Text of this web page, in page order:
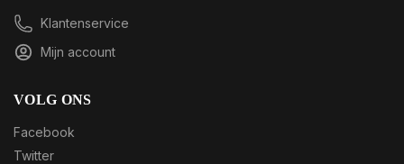
Klantenservice
Mijn account
VOLG ONS
Facebook
Twitter